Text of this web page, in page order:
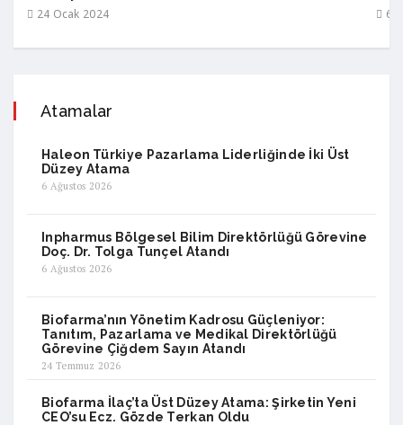
24 Ocak 2024 6
Atamalar
Haleon Türkiye Pazarlama Liderliğinde İki Üst
Düzey Atama
6 Ağustos 2026
Inpharmus Bölgesel Bilim Direktörlüğü Görevine
Doç. Dr. Tolga Tunçel Atandı
6 Ağustos 2026
Biofarma’nın Yönetim Kadrosu Güçleniyor:
Tanıtım, Pazarlama ve Medikal Direktörlüğü
Görevine Çiğdem Sayın Atandı
24 Temmuz 2026
Biofarma İlaç’ta Üst Düzey Atama: Şirketin Yeni
CEO’su Ecz. Gözde Terkan Oldu